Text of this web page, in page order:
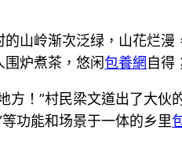
山岭渐次泛绿，山花烂
围炉煮茶，悠闲包養網 自得
方！”村民梁文道出了大
功能和场景于一体的乡里